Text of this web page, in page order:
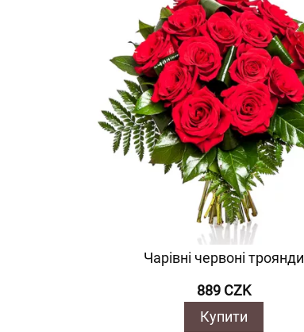
Чарівні червоні троянди
889 CZK
Купити